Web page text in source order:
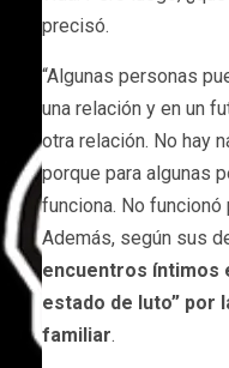
precisó.
“Algunas personas
una relación y en un
otra relación. No hay
porque para algunas
funciona. No funcionó
Además, según sus
encuentros íntimos
estado de luto” por
familiar.